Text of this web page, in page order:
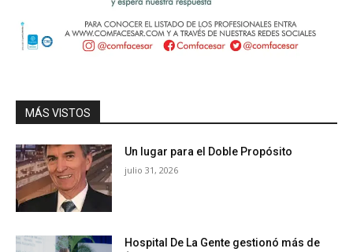
MÁS VISTOS
Un lugar para el Doble Propósito
julio 31, 2026
Hospital De La Gente gestionó más de